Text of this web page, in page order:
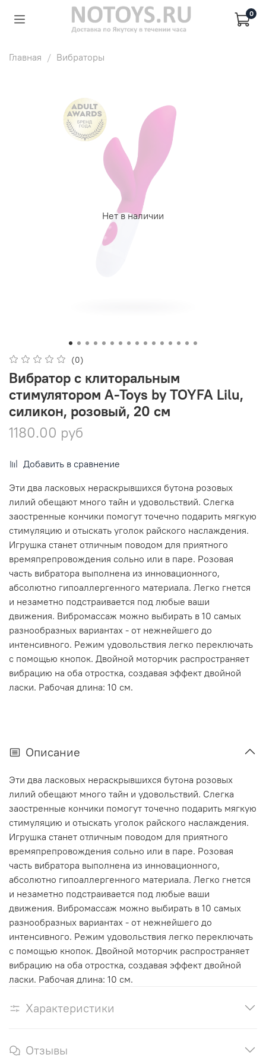
0
Главная Вибраторы
Нет в наличии
(0)
Вибратор с клиторальным
стимулятором A-Toys by TOYFA Lilu,
силикон, розовый, 20 см
1180.00 руб
Добавить в сравнение
Эти два ласковых нераскрывшихся бутона розовых
лилий обещают много тайн и удовольствий. Слегка
заостренные кончики помогут точечно подарить мягкую
стимуляцию и отыскать уголок райского наслаждения.
Игрушка станет отличным поводом для приятного
времяпрепровождения сольно или в паре. Розовая
часть вибратора выполнена из инновационного,
абсолютно гипоаллергенного материала. Легко гнется
и незаметно подстраивается под любые ваши
движения. Вибромассаж можно выбирать в 10 самых
разнообразных вариантах - от нежнейшего до
интенсивного. Режим удовольствия легко переключать
с помощью кнопок. Двойной моторчик распространяет
вибрацию на оба отростка, создавая эффект двойной
ласки. Рабочая длина: 10 см.
Описание
Эти два ласковых нераскрывшихся бутона розовых
лилий обещают много тайн и удовольствий. Слегка
заостренные кончики помогут точечно подарить мягкую
стимуляцию и отыскать уголок райского наслаждения.
Игрушка станет отличным поводом для приятного
времяпрепровождения сольно или в паре. Розовая
часть вибратора выполнена из инновационного,
абсолютно гипоаллергенного материала. Легко гнется
и незаметно подстраивается под любые ваши
движения. Вибромассаж можно выбирать в 10 самых
разнообразных вариантах - от нежнейшего до
интенсивного. Режим удовольствия легко переключать
с помощью кнопок. Двойной моторчик распространяет
вибрацию на оба отростка, создавая эффект двойной
ласки. Рабочая длина: 10 см.
Характеристики
Отзывы